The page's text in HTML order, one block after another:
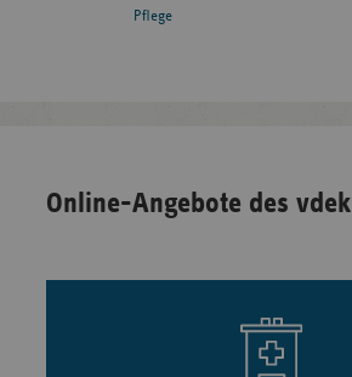
Pflege
Online-Angebote des vdek